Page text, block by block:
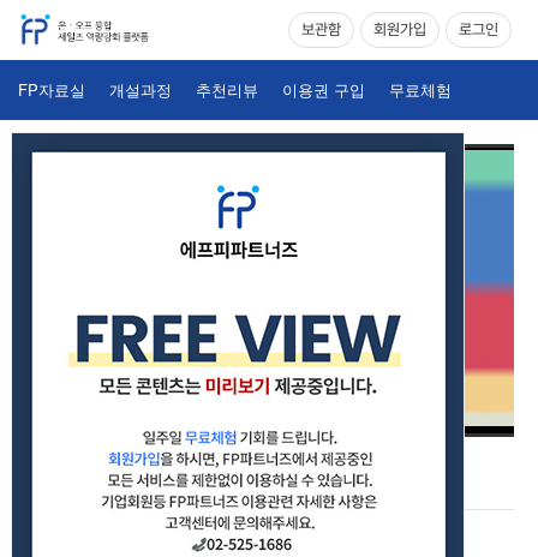
보관함 회원가입 로그인
FP자료실 개설과정 추천리뷰 이용권 구입 무료체험
펀드투자권유대행인_08_신탁의 이해,투자관리